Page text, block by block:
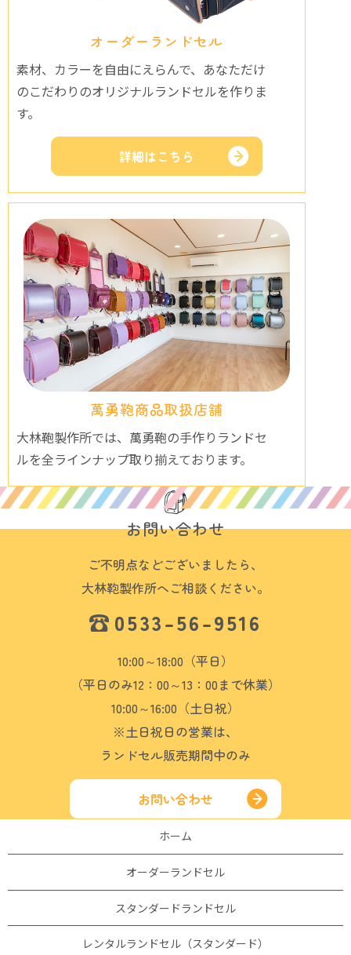
オーダーランドセル
素材、カラーを自由にえらんで、あなただけ
のこだわりのオリジナルランドセルを作りま
す。
詳細はこちら
萬勇鞄商品取扱店舗
大林鞄製作所では、萬勇鞄の手作りランドセ
ルを全ラインナップ取り揃えております。
お問い合わせ
ご不明点などございましたら、
大林鞄製作所へご相談ください。
0533-56-9516
10:00～18:00（平日）
（平日のみ12：00～13：00まで休業）
10:00～16:00（土日祝）
※土日祝日の営業は、
ランドセル販売期間中のみ
お問い合わせ
ホーム
オーダーランドセル
スタンダードランドセル
レンタルランドセル（スタンダード）